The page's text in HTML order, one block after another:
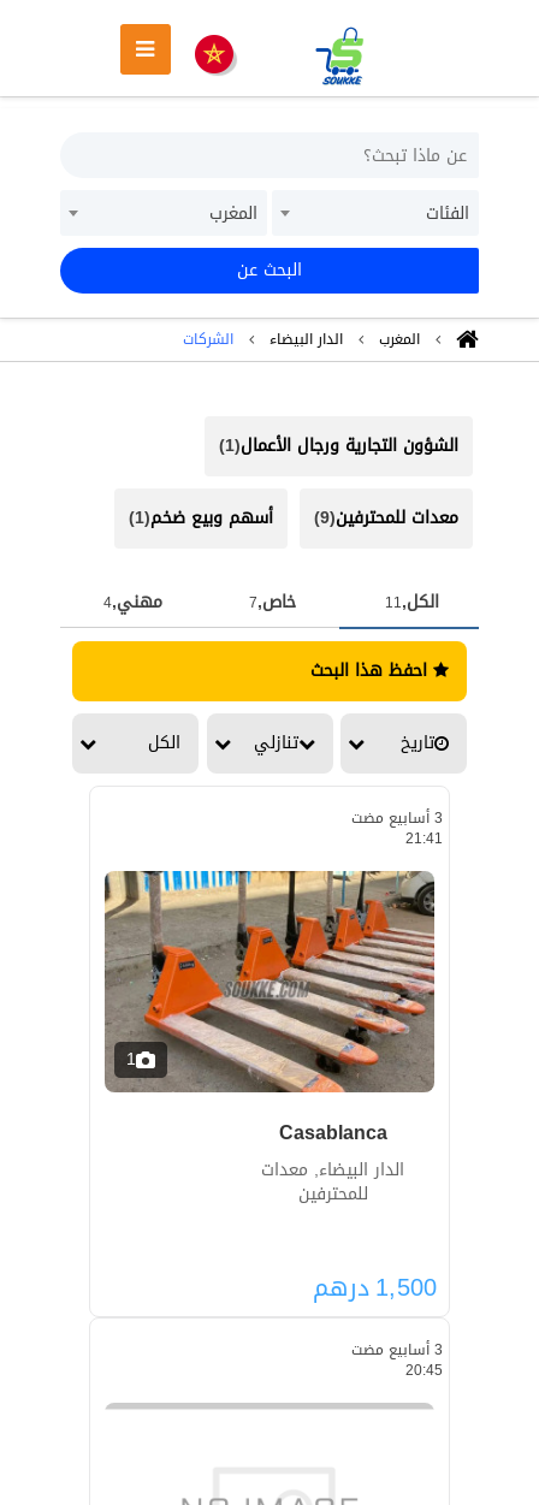
الفئات
المغرب
البحث عن
المغرب الدار البيضاء الشركات
الشؤون التجارية ورجال الأعمال(1)
معدات للمحترفين(9) أسهم وبيع ضخم(1)
الكل,11 خاص,7 مهني,4
احفظ هذا البحث
تاريخ تنازلي الكل
3 أسابيع مضت
21:41
1
Casablanca
الدار البيضاء, معدات
للمحترفين
1,500درهم
3 أسابيع مضت
20:45